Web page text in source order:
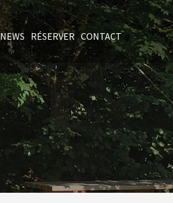
NEWS RÉSERVER CONTACT